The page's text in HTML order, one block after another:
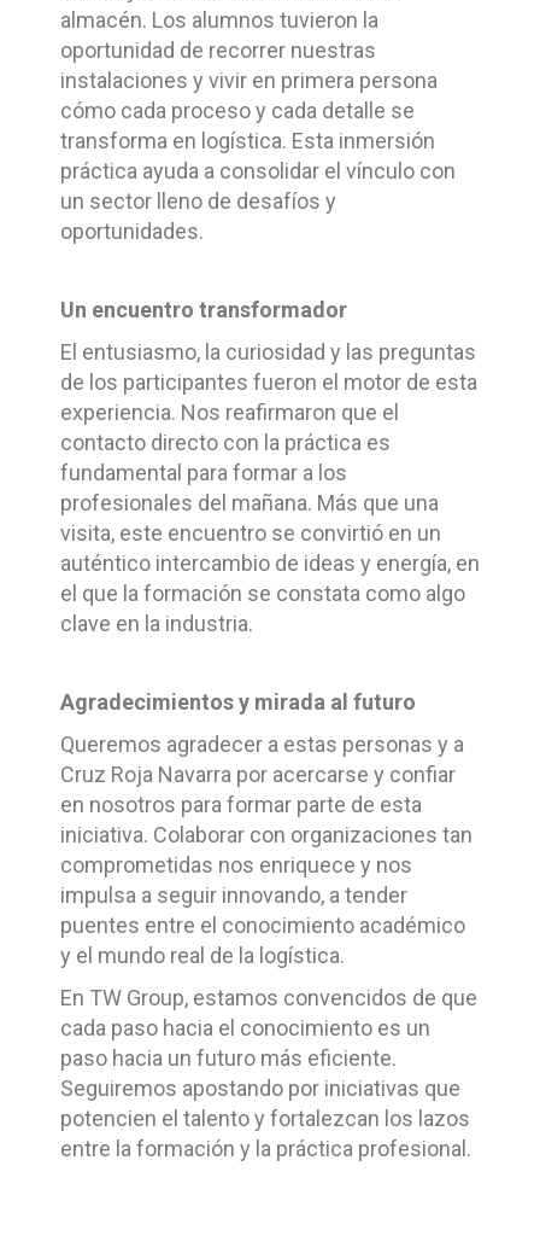
almacén. Los alumnos tuvieron la
oportunidad de recorrer nuestras
instalaciones y vivir en primera persona
cómo cada proceso y cada detalle se
transforma en logística. Esta inmersión
práctica ayuda a consolidar el vínculo con
un sector lleno de desafíos y
oportunidades.
Un encuentro transformador
El entusiasmo, la curiosidad y las preguntas
de los participantes fueron el motor de esta
experiencia. Nos reafirmaron que el
contacto directo con la práctica es
fundamental para formar a los
profesionales del mañana. Más que una
visita, este encuentro se convirtió en un
auténtico intercambio de ideas y energía, en
el que la formación se constata como algo
clave en la industria.
Agradecimientos y mirada al futuro
Queremos agradecer a estas personas y a
Cruz Roja Navarra por acercarse y confiar
en nosotros para formar parte de esta
iniciativa. Colaborar con organizaciones tan
comprometidas nos enriquece y nos
impulsa a seguir innovando, a tender
puentes entre el conocimiento académico
y el mundo real de la logística.
En TW Group, estamos convencidos de que
cada paso hacia el conocimiento es un
paso hacia un futuro más eficiente.
Seguiremos apostando por iniciativas que
potencien el talento y fortalezcan los lazos
entre la formación y la práctica profesional.